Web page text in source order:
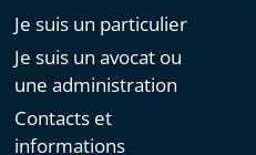
Je suis un particulier
Je suis un avocat ou
une administration
Contacts et
informations